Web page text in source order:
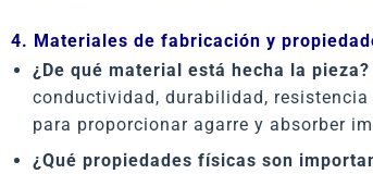
4. Materiales de fabricación y
¿De qué material está hecha la pieza?
conductividad, durabilidad,
para proporcionar agarre y absorber
¿Qué propiedades físicas son